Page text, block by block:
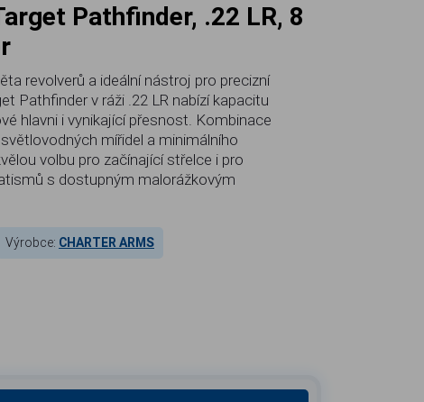
revolverů a ideální nástroj pro precizní
Pathfinder v ráži .22 LR nabízí kapacitu
hlavni i vynikající přesnost. Kombinace
mířidel a minimálního
volbu pro začínající střelce i pro
s dostupným malorážkovým
Výrobce: CHARTER ARMS